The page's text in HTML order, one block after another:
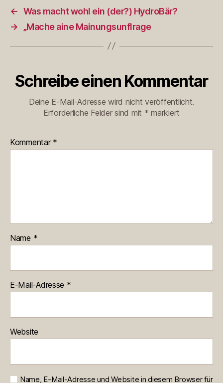
← Was macht wohl ein (der?) HydroBär?
→
„Mache aine Mainungsunflrage
Schreibe einen Kommentar
Deine E-Mail-Adresse wird nicht veröffentlicht.
Erforderliche Felder sind mit * markiert
Kommentar *
Name *
E-Mail-Adresse *
Website
Name, E-Mail-Adresse und Website in diesem Browser für